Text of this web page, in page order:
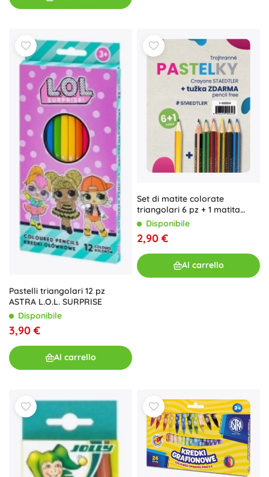
Pastelli triangolari 12 pz
ASTRA L.O.L. SURPRISE
Disponibile
3,90 €
Al carrello
Set di matite colorate
triangolari 6 pz + 1 matita
STAEDTLER
Disponibile
2,90 €
Al carrello